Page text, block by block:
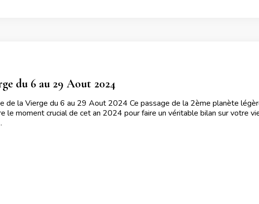
du 6 au 29 Aout 2024
de la Vierge du 6 au 29 Aout 2024 Ce passage de la 2ème planète
le moment crucial de cet an 2024 pour faire un véritable bilan sur votre